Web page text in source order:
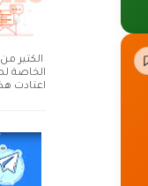
الكثير
الخاصة
اعتادت